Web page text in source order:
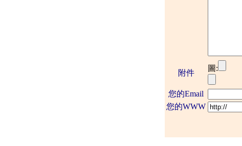
附件
圖:
您的Email
您的WWW